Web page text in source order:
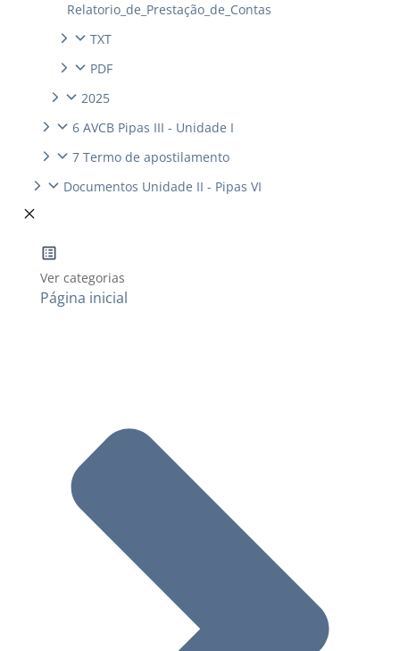
Relatorio_de_Prestação_de_Contas
TXT
PDF
2025
6 AVCB Pipas III - Unidade I
7 Termo de apostilamento
Documentos Unidade II - Pipas VI
Ver categorias
Página inicial